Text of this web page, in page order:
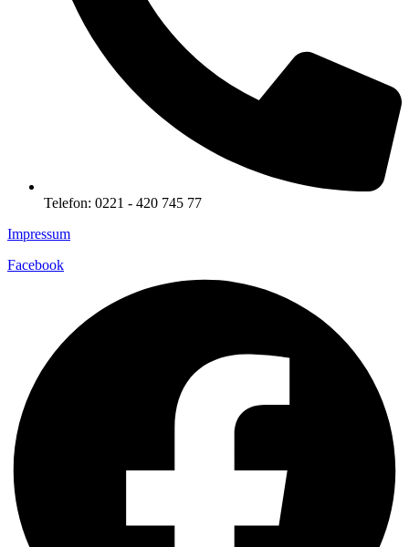
Telefon: 0221 - 420 745 77
Impressum
Facebook